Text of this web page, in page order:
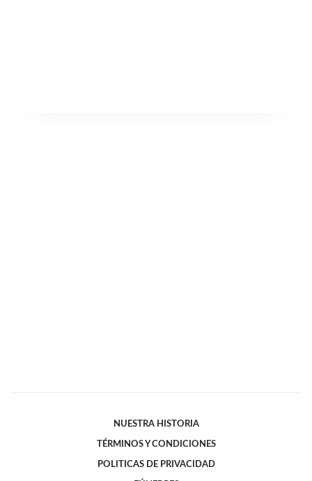
NUESTRA HISTORIA
TÉRMINOS Y CONDICIONES
POLITICAS DE PRIVACIDAD